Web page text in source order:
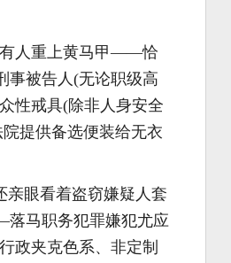
有人重上黄马甲——恰
事被告人(无论职级高
性戒具(除非人身安全
提供备选便装给无衣
眼看着盗窃嫌疑人套
马职务犯罪嫌犯尤应
政夹克色系、非定制